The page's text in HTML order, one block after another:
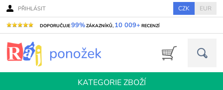
PŘIHLÁSIT CZK EUR
DOPORUČUJE99%ZÁKAZNÍKŮ, 10 009+ RECENZÍ
KATEGORIE ZBOŽÍ